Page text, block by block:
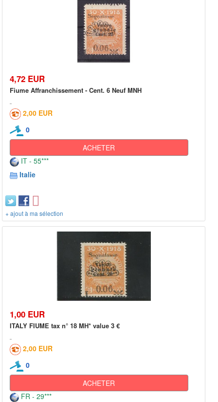
4,72 EUR
Fiume Affranchissement - Cent. 6 Neuf MNH
2,00 EUR
0
ACHETER
IT - 55***
Italie
+ ajout à ma sélection
1,00 EUR
ITALY FIUME tax n° 18 MH* value 3 €
2,00 EUR
0
ACHETER
FR - 29***